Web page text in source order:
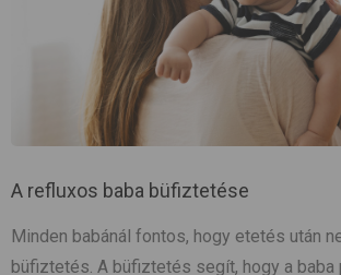
A refluxos baba büfiztetése
Minden babánál fontos, hogy etetés után
büfiztetés. A büfiztetés segít, hogy a baba